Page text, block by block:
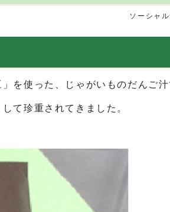
ソーシャ
を使った、じゃがいものだんご
て珍重されてきました。